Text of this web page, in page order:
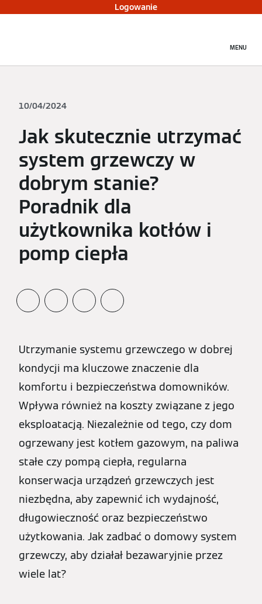
Logowanie
MENU
10/04/2024
Jak skutecznie utrzymać
system grzewczy w
dobrym stanie?
Poradnik dla
użytkownika kotłów i
pomp ciepła
Utrzymanie systemu grzewczego w dobrej
kondycji ma kluczowe znaczenie dla
komfortu i bezpieczeństwa domowników.
Wpływa również na koszty związane z jego
eksploatacją. Niezależnie od tego, czy dom
ogrzewany jest kotłem gazowym, na paliwa
stałe czy pompą ciepła, regularna
konserwacja urządzeń grzewczych jest
niezbędna, aby zapewnić ich wydajność,
długowieczność oraz bezpieczeństwo
użytkowania. Jak zadbać o domowy system
grzewczy, aby działał bezawaryjnie przez
wiele lat?